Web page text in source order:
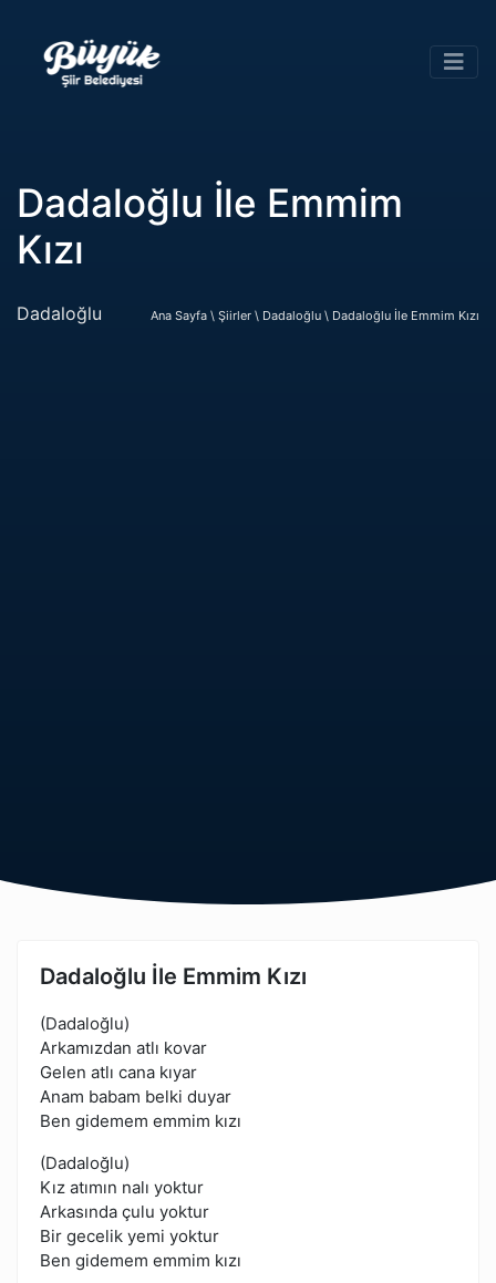
Dadaloğlu İle Emmim
Kızı
Dadaloğlu Ana Sayfa \ Şiirler \ Dadaloğlu \ Dadaloğlu İle Emmim Kızı
Dadaloğlu İle Emmim Kızı
(Dadaloğlu)
Arkamızdan atlı kovar
Gelen atlı cana kıyar
Anam babam belki duyar
Ben gidemem emmim kızı
(Dadaloğlu)
Kız atımın nalı yoktur
Arkasında çulu yoktur
Bir gecelik yemi yoktur
Ben gidemem emmim kızı